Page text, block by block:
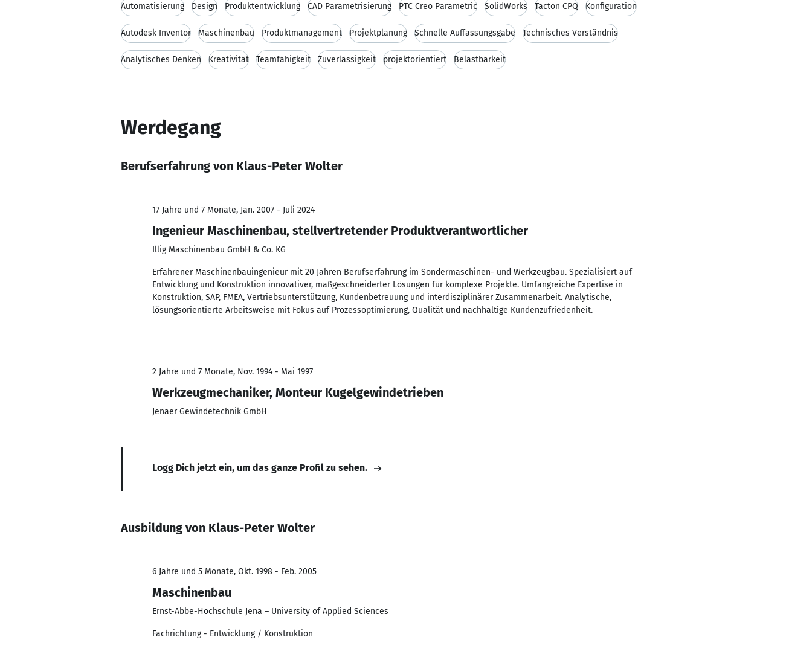
Automatisierung Design Produktentwicklung CAD Parametrisierung PTC Creo Parametric SolidWorks Tacton CPQ Konfiguration
Autodesk Inventor Maschinenbau Produktmanagement Projektplanung Schnelle Auffassungsgabe Technisches Verständnis
Analytisches Denken Kreativität Teamfähigkeit Zuverlässigkeit projektorientiert Belastbarkeit
Werdegang
Berufserfahrung von Klaus-Peter Wolter
17 Jahre und 7 Monate, Jan. 2007 - Juli 2024
Ingenieur Maschinenbau, stellvertretender Produktverantwortlicher
Illig Maschinenbau GmbH & Co. KG
Erfahrener Maschinenbauingenieur mit 20 Jahren Berufserfahrung im Sondermaschinen- und Werkzeugbau. Spezialisiert auf
Entwicklung und Konstruktion innovativer, maßgeschneiderter Lösungen für komplexe Projekte. Umfangreiche Expertise in
Konstruktion, SAP, FMEA, Vertriebsunterstützung, Kundenbetreuung und interdisziplinärer Zusammenarbeit. Analytische,
lösungsorientierte Arbeitsweise mit Fokus auf Prozessoptimierung, Qualität und nachhaltige Kundenzufriedenheit.
2 Jahre und 7 Monate, Nov. 1994 - Mai 1997
Werkzeugmechaniker, Monteur Kugelgewindetrieben
Jenaer Gewindetechnik GmbH
Logg Dich jetzt ein, um das ganze Profil zu sehen.
Ausbildung von Klaus-Peter Wolter
6 Jahre und 5 Monate, Okt. 1998 - Feb. 2005
Maschinenbau
Ernst-Abbe-Hochschule Jena – University of Applied Sciences
Fachrichtung - Entwicklung / Konstruktion